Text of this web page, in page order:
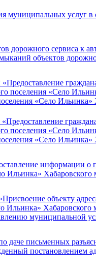
муниципальных услуг в
дорожного сервиса к
объектов
поселения «Село
«Село
поселения «Село
«Село
информации о
Ильинка»
объекту
Ильинка»
муниципальной
письменных
постановлением